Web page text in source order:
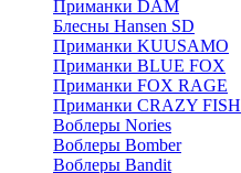
Приманки DAM
Блесны Hansen SD
Приманки KUUSAMO
Приманки BLUE FOX
Приманки FOX RAGE
Приманки CRAZY FISH
Воблеры Nories
Воблеры Bomber
Воблеры Bandit